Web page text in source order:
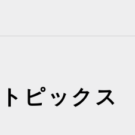
トピックス